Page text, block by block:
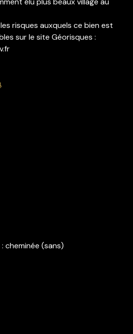
risques auxquels ce bien est
sur le site Géorisques :
cheminée (sans)